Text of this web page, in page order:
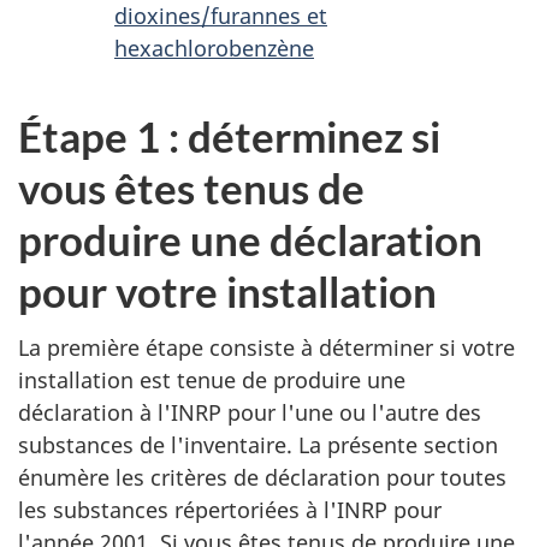
dioxines/furannes et
hexachlorobenzène
Étape 1 : déterminez si
vous êtes tenus de
produire une déclaration
pour votre installation
La première étape consiste à déterminer si votre
installation est tenue de produire une
déclaration à l'INRP pour l'une ou l'autre des
substances de l'inventaire. La présente section
énumère les critères de déclaration pour toutes
les substances répertoriées à l'INRP pour